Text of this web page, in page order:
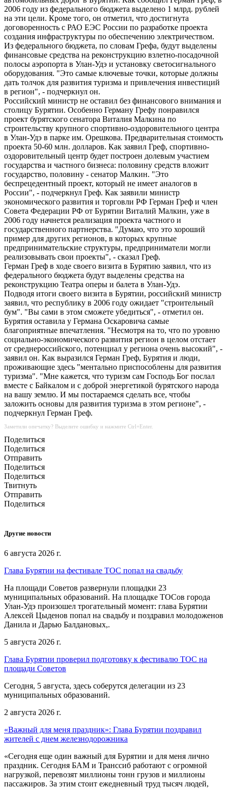
2006 году из федерального бюджета выделено 1 млрд. рублей
на эти цели. Кроме того, он отметил, что достигнута
договоренность с РАО ЕЭС России по разработке проекта
создания инфраструктуры по обеспечению электричеством.
Из федерального бюджета, по словам Грефа, будут выделены
финансовые средства на реконструкцию взлетно-посадочной
полосы аэропорта в Улан-Удэ и установку светосигнального
оборудования. "Это самые ключевые точки, которые должны
дать толчок для развития туризма и привлечения инвестиций
в регион", - подчеркнул он.
Российский министр не оставил без финансового внимания и
столицу Бурятии. Особенно Герману Грефу понравился
проект бурятского сенатора Виталия Малкина по
строительству крупного спортивно-оздоровительного центра
в Улан-Удэ в парке им. Орешкова. Предварительная стоимость
проекта 50-60 млн. долларов. Как заявил Греф, спортивно-
оздоровительный центр будет построен долевым участием
государства и частного бизнеса: половину средств вложит
государство, половину - сенатор Малкин. "Это
беспрецедентный проект, который не имеет аналогов в
России", - подчеркнул Греф. Как заявили министр
экономического развития и торговли РФ Герман Греф и член
Совета Федерации РФ от Бурятии Виталий Малкин, уже в
2006 году начнется реализация проекта частного и
государственного партнерства. "Думаю, что это хороший
пример для других регионов, в которых крупные
предпринимательские структуры, предприниматели могли
реализовывать свои проекты", - сказал Греф.
Герман Греф в ходе своего визита в Бурятию заявил, что из
федерального бюджета будут выделены средства на
реконструкцию Театра оперы и балета в Улан-Удэ.
Подводя итоги своего визита в Бурятии, российский министр
заявил, что республику в 2006 году ожидает "строительный
бум". "Вы сами в этом сможете убедиться", - отметил он.
Бурятия оставила у Германа Оскаровича самые
благоприятные впечатления. "Несмотря на то, что по уровню
социально-экономического развития регион в целом отстает
от среднероссийского, потенциал у региона очень высокий", -
заявил он. Как выразился Герман Греф, Бурятия и люди,
проживающие здесь "ментально приспособлены для развития
туризма". "Мне кажется, что туризм сам Господь Бог послал
вместе с Байкалом и с доброй энергетикой бурятского народа
на вашу землю. И мы постараемся сделать все, чтобы
заложить основы для развития туризма в этом регионе", -
подчеркнул Герман Греф.
Заметили опечатку? Выделите ошибку и нажмите Ctrl+Enter.
Поделиться
Поделиться
Отправить
Поделиться
Поделиться
Твитнуть
Отправить
Поделиться
Другие новости
6 августа 2026 г.
Глава Бурятии на фестивале ТОС попал на свадьбу
На площади Советов развернули площадки 23
муниципальных образований. На площадке ТОСов города
Улан-Удэ произошел трогательный момент: глава Бурятии
Алексей Цыденов попал на свадьбу и поздравил молодоженов
Данила и Дарью Балдановых,.
5 августа 2026 г.
Глава Бурятии проверил подготовку к фестивалю ТОС на
площади Советов
Сегодня, 5 августа, здесь соберутся делегации из 23
муниципальных образований.
2 августа 2026 г.
«Важный для меня праздник»: Глава Бурятии поздравил
жителей с днем железнодорожника
«Сегодня еще один важный для Бурятии и для меня лично
праздник. Сегодня БАМ и Транссиб работают с огромной
нагрузкой, перевозят миллионы тонн грузов и миллионы
пассажиров. За этим стоит ежедневный труд тысяч людей,